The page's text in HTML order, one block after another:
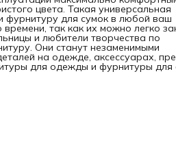
цвета. Такая универсальная
фурнитуру для сумок в любой ваш
так как их можно легко
и любители творчества по
Они станут незаменимыми
на одежде, аксессуарах,
для одежды и фурнитуры для